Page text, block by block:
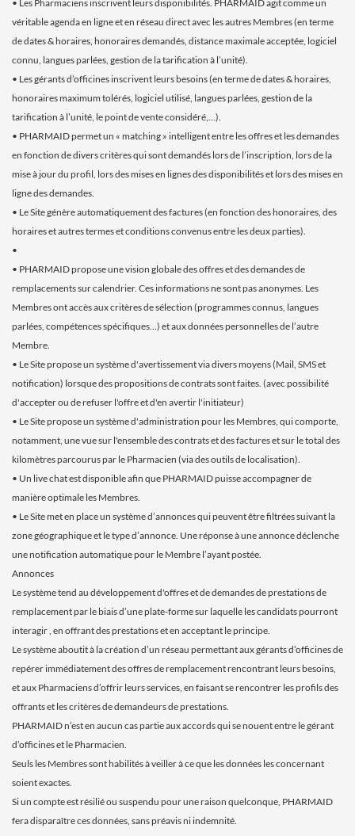
• Les Pharmaciens inscrivent leurs disponibilités. PHARMAID agit comme un
véritable agenda en ligne et en réseau direct avec les autres Membres (en terme
de dates & horaires, honoraires demandés, distance maximale acceptée, logiciel
connu, langues parlées, gestion de la tarification à l’unité).
• Les gérants d’officines inscrivent leurs besoins (en terme de dates & horaires,
honoraires maximum tolérés, logiciel utilisé, langues parlées, gestion de la
tarification à l’unité, le point de vente considéré,…).
• PHARMAID permet un « matching » intelligent entre les offres et les demandes
en fonction de divers critères qui sont demandés lors de l’inscription, lors de la
mise à jour du profil, lors des mises en lignes des disponibilités et lors des mises en
ligne des demandes.
• Le Site génère automatiquement des factures (en fonction des honoraires, des
horaires et autres termes et conditions convenus entre les deux parties).
•
• PHARMAID propose une vision globale des offres et des demandes de
remplacements sur calendrier. Ces informations ne sont pas anonymes. Les
Membres ont accès aux critères de sélection (programmes connus, langues
parlées, compétences spécifiques…) et aux données personnelles de l’autre
Membre.
• Le Site propose un système d'avertissement via divers moyens (Mail, SMS et
notification) lorsque des propositions de contrats sont faites. (avec possibilité
d'accepter ou de refuser l'offre et d'en avertir l'initiateur)
• Le Site propose un système d'administration pour les Membres, qui comporte,
notamment, une vue sur l'ensemble des contrats et des factures et sur le total des
kilomètres parcourus par le Pharmacien (via des outils de localisation).
• Un live chat est disponible afin que PHARMAID puisse accompagner de
manière optimale les Membres.
• Le Site met en place un système d’annonces qui peuvent être filtrées suivant la
zone géographique et le type d’annonce. Une réponse à une annonce déclenche
une notification automatique pour le Membre l’ayant postée.
Annonces
Le système tend au développement d'offres et de demandes de prestations de
remplacement par le biais d’une plate-forme sur laquelle les candidats pourront
interagir , en offrant des prestations et en acceptant le principe.
Le système aboutit à la création d’un réseau permettant aux gérants d’officines de
repérer immédiatement des offres de remplacement rencontrant leurs besoins,
et aux Pharmaciens d’offrir leurs services, en faisant se rencontrer les profils des
offrants et les critères de demandeurs de prestations.
PHARMAID n’est en aucun cas partie aux accords qui se nouent entre le gérant
d’officines et le Pharmacien.
Seuls les Membres sont habilités à veiller à ce que les données les concernant
soient exactes.
Si un compte est résilié ou suspendu pour une raison quelconque, PHARMAID
fera disparaître ces données, sans préavis ni indemnité.